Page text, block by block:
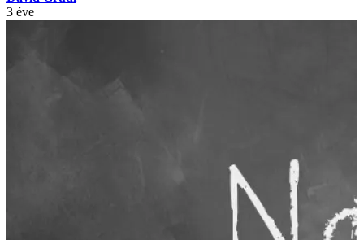
3 éve